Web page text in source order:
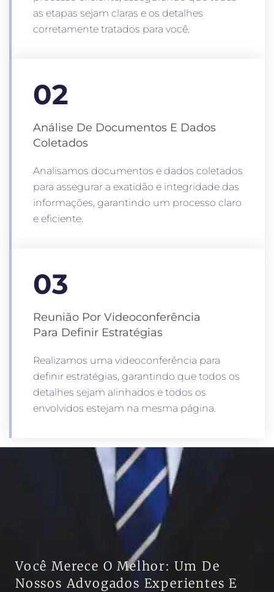
as etapas sejam claras e os detalhes
corretamente tratados para você.
02
Análise De Documentos E Dados
Coletados
Analisamos documentos e dados coletados
para assegurar a exatidão e integridade das
informações, garantindo um processo claro
e eficiente.
03
Reunião Por Videoconferência
Para Definir Estratégias
Realizamos uma videoconferência para
definir estratégias, garantindo que todos os
detalhes sejam alinhados e todos os
envolvidos estejam na mesma página.
Você Merece O Melhor: Um De
Nossos Advogados Experientes E